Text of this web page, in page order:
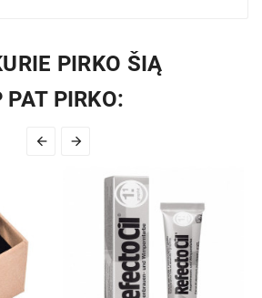
PIRKO ŠIĄ
PAT PIRKO:
 